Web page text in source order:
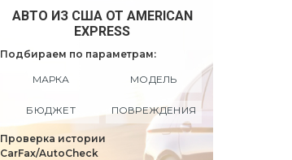
АВТО ИЗ США ОТ AMERICAN
EXPRESS
Подбираем по параметрам:
МАРКА МОДЕЛЬ
БЮДЖЕТ ПОВРЕЖДЕНИЯ
Проверка истории
CarFax/AutoCheck